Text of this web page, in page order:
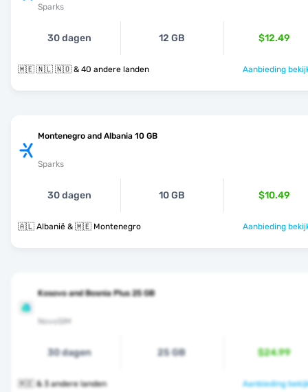
Sparks
30 dagen 12 GB $12.49
🇲🇪 🇳🇱 🇳🇴 & 40 andere landen Aanbieding
Montenegro and Albania 10 GB
Sparks
30 dagen 10 GB $10.49
🇦🇱 Albanië & 🇲🇪 Montenegro Aanbieding
Kosovo and Bosnia Plus 25 GB
NovoSIM
30 dagen 25 GB $24.99
🇲🇪 & 3 andere landen Aanbieding